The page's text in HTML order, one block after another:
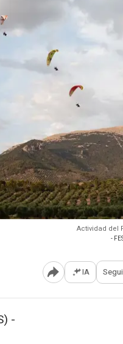
Actividad del
-
Abrir IA
-